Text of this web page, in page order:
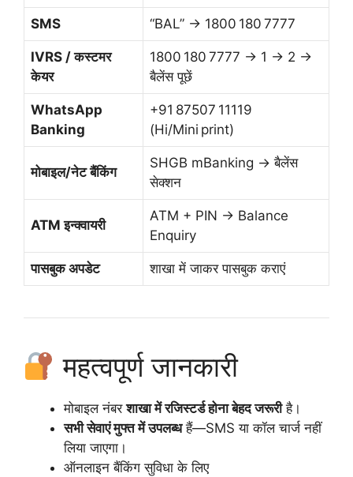
SMS “BAL” → 1800 180 7777
IVRS / कस्टमर
केयर
1800 180 7777 → 1 → 2 →
बैलेंस पूछें
WhatsApp
Banking
+91 87507 11119
(Hi/Mini print)
मोबाइल/नेट बैंकिंग
SHGB mBanking → बैलेंस
सेक्शन
ATM इन्क्वायरी
ATM + PIN → Balance
Enquiry
पासबुक अपडेट शाखा में जाकर पासबुक कराएं
महत्वपूर्ण जानकारी
मोबाइल नंबरशाखा में रजिस्टर्ड होना बेहद जरूरीहै।
सभी सेवाएं मुफ्त में उपलब्धहैं—SMS या कॉल चार्ज नहीं
लिया जाएगा।
ऑनलाइन बैंकिंग सुविधा के लिए